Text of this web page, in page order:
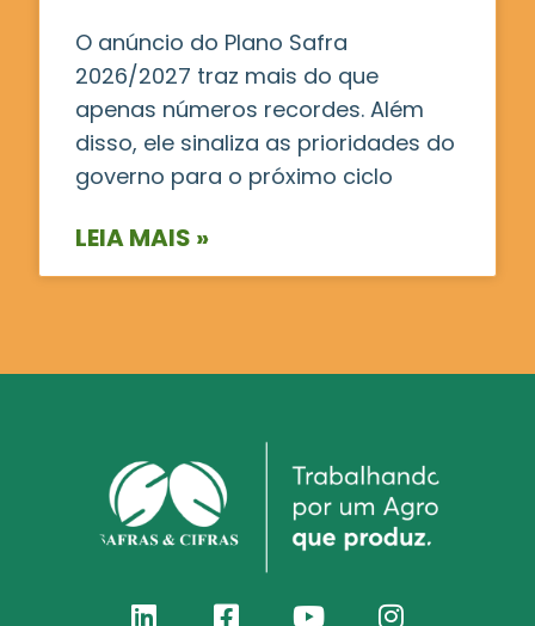
O anúncio do Plano Safra
2026/2027 traz mais do que
apenas números recordes. Além
disso, ele sinaliza as prioridades do
governo para o próximo ciclo
LEIA MAIS »